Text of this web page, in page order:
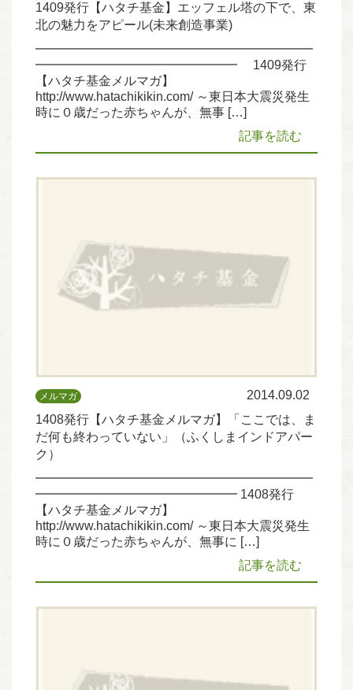
1409発行【ハタチ基金】エッフェル塔の下で、東
北の魅力をアピール(未来創造事業)
━━━━━━━━━━━━━━━━━━━━━━
━━━━━━━━━━━━━━━━ 1409発行
【ハタチ基金メルマガ】
http://www.hatachikikin.com/ ～東日本大震災発生
時に０歳だった赤ちゃんが、無事 […]
記事を読む
メルマガ
2014.09.02
1408発行【ハタチ基金メルマガ】「ここでは、ま
だ何も終わっていない」（ふくしまインドアパー
ク）
━━━━━━━━━━━━━━━━━━━━━━
━━━━━━━━━━━━━━━━ 1408発行
【ハタチ基金メルマガ】
http://www.hatachikikin.com/ ～東日本大震災発生
時に０歳だった赤ちゃんが、無事に […]
記事を読む